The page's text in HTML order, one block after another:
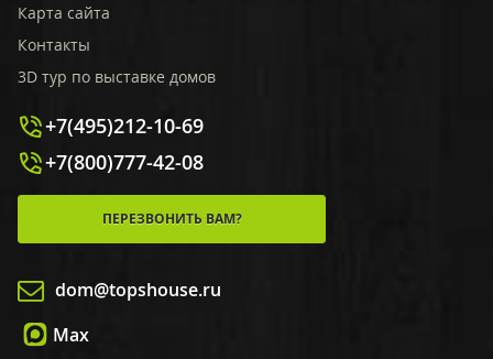
Карта сайта
Контакты
3D тур по выставке домов
+7(495)212-10-69
+7(800)777-42-08
ПЕРЕЗВОНИТЬ ВАМ?
dom@topshouse.ru
Max